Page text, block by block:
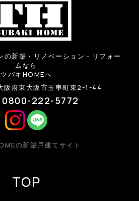
の新築・リノベーション・リフォー
ムなら
ツバキHOMEへ
府東大阪市玉串町東2-1-44
0800-222-5772
の新築戸建てサイト
TOP